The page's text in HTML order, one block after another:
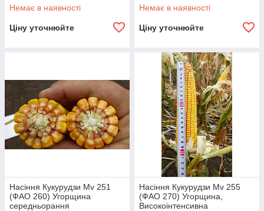
Немає в наявності
Ціну уточнюйте
Немає в наявності
Ціну уточнюйте
Насіння Кукурудзи Mv 251
(ФАО 260) Угорщина
середньорання
Насіння Кукурудзи Mv 255
(ФАО 270) Угорщина,
Високоінтенсивна